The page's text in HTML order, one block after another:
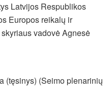
Latvijos Respublikos
Europos reikalų ir
vadovė Agnesė
(tęsinys) (Seimo plenarinių